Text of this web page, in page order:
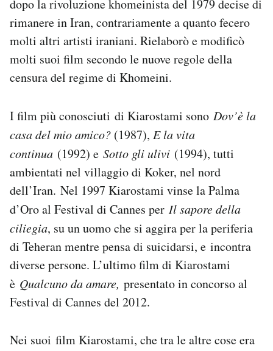
dopo la rivoluzione khomeinista del 1979 decise di
rimanere in Iran, contrariamente a quanto fecero
molti altri artisti iraniani. Rielaborò e modificò
molti suoi film secondo le nuove regole della
censura del regime di Khomeini.
I film più conosciuti di Kiarostami sono Dov’è la
casa del mio amico? (1987), E la vita
continua (1992) e Sotto gli ulivi (1994), tutti
ambientati nel villaggio di Koker, nel nord
dell’Iran. Nel 1997 Kiarostami vinse la Palma
d’Oro al Festival di Cannes per Il sapore della
ciliegia, su un uomo che si aggira per la periferia
di Teheran mentre pensa di suicidarsi, e incontra
diverse persone. L’ultimo film di Kiarostami
è Qualcuno da amare, presentato in concorso al
Festival di Cannes del 2012.
Nei suoi film Kiarostami, che tra le altre cose era